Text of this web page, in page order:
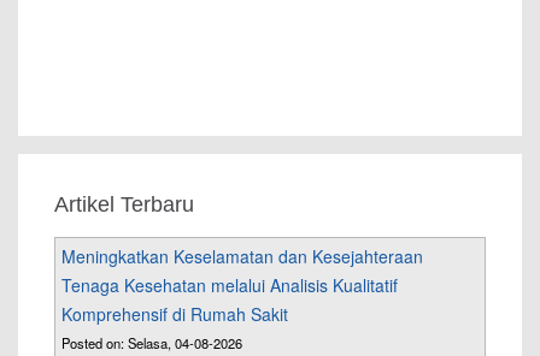
Artikel Terbaru
Meningkatkan Keselamatan dan Kesejahteraan
Tenaga Kesehatan melalui Analisis Kualitatif
Komprehensif di Rumah Sakit
Posted on: Selasa, 04-08-2026